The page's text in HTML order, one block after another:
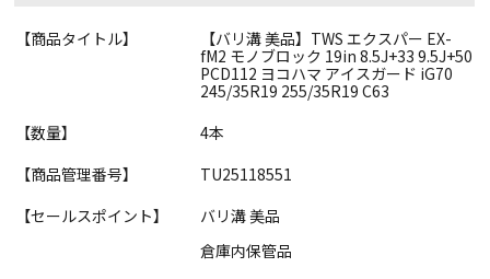
【商品タイトル】
【バリ溝 美品】TWS エクスパー EX-
fM2 モノブロック 19in 8.5J+33 9.5J+50
PCD112 ヨコハマ アイスガード iG70
245/35R19 255/35R19 C63
【数量】
4本
【商品管理番号】
TU25118551
【セールスポイント】
バリ溝 美品
倉庫内保管品